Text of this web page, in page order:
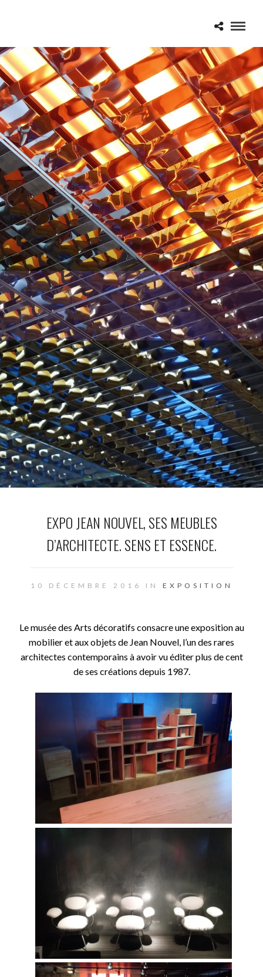
EXPO JEAN NOUVEL, SES MEUBLES
D’ARCHITECTE. SENS ET ESSENCE.
10 DÉCEMBRE 2016 IN EXPOSITION
Le musée des Arts décoratifs consacre une exposition au
mobilier et aux objets de Jean Nouvel, l’un des rares
architectes contemporains à avoir vu éditer plus de cent
de ses créations depuis 1987.